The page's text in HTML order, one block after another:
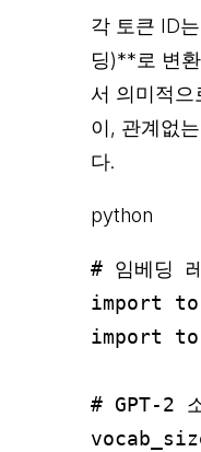
각 토큰 ID
딩)**로 변
서 의미적
이, 관계없
다.
python
# 임베딩
import
import
# GPT-2